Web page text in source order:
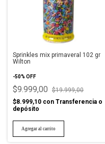
Sprinkles mix primaveral 102 gr
Wilton
-50% OFF
$9.999,00
$19.999,00
$8.999,10 con Transferencia o
depósito